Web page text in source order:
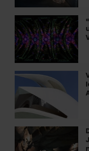
la
pensée
au
MuVIM
La
lumière
de
San
Nicolás
expérience
à
Valencia
Visites
guidées
pour
découvrir
les
secrets
Palau
Découvrez
les